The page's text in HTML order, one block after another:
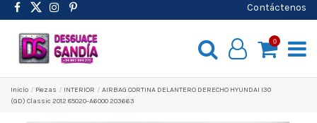
Contáctenos
0
Inicio Pіezas INTERIOR
AIRBAG CORTINA DELANTERO DERECHO HYUNDAI I30
(GD) Classic 2012 85020-A6000 203663